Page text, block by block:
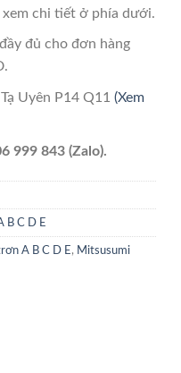
chi tiết ở phía dưới.
đủ cho đơn hàng
Uyên P14 Q11 (Xem
999 843 (Zalo).
B C D E
A B C D E , Mitsusumi